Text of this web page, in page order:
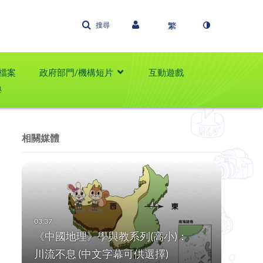
搜尋
案 政府部門/機構短片
互動遊戲
相關媒體
《中國地理》學與教系列(高小)：
川流不息 (中文字幕可供選擇)